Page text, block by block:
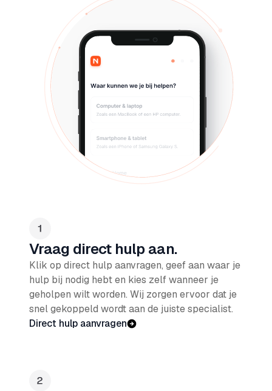
Vraag direct hulp aan.
Klik op direct hulp aanvragen, geef aan waar je
hulp bij nodig hebt en kies zelf wanneer je
geholpen wilt worden. Wij zorgen ervoor dat je
snel gekoppeld wordt aan de juiste specialist.
Direct hulp aanvragen